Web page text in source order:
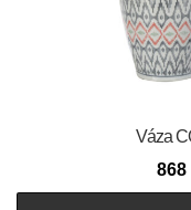
Váza
868